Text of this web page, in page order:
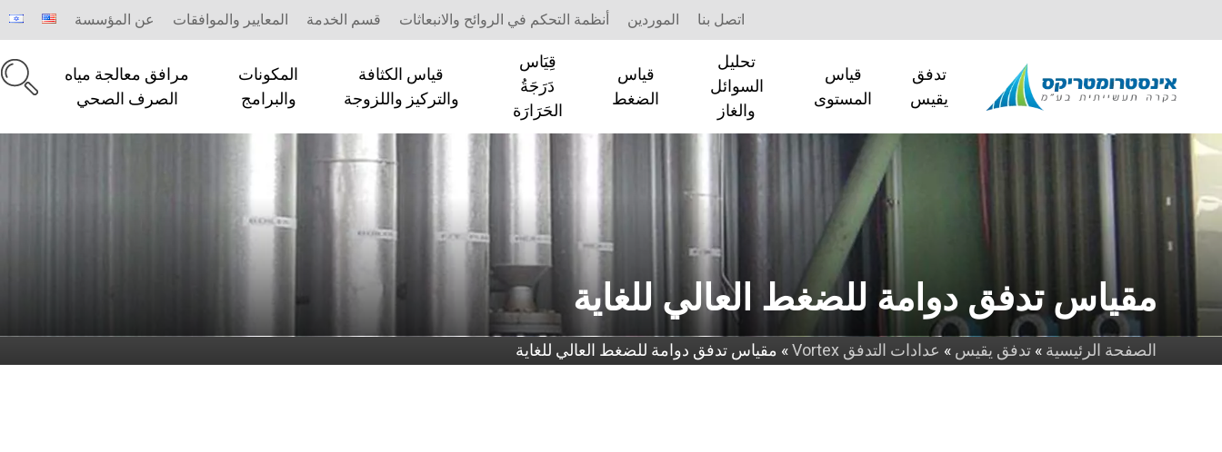
اتصل بنا الموردين أنظمة التحكم في الروائح والانبعاثات قسم الخدمة المعايير والموافقات عن المؤسسة
تدفق
يقيس
قياس
المستوى
تحليل
السوائل
والغاز
قياس
الضغط
قِيَاس
دَرَجَةُ
الحَرَارَة
قياس الكثافة
والتركيز واللزوجة
المكونات
والبرامج
مرافق معالجة مياه
الصرف الصحي
مقياس تدفق دوامة للضغط العالي للغاية
الصفحة الرئيسية»تدفق يقيس» عدادات التدفق Vortex » مقياس تدفق دوامة للضغط العالي للغاية